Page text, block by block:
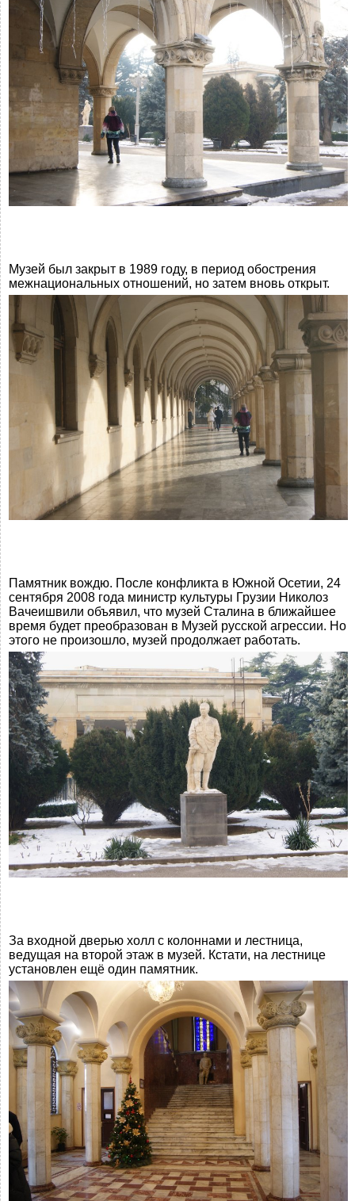
Музей был закрыт в 1989 году, в период обострения
межнациональных отношений, но затем вновь открыт.
Памятник вождю. После конфликта в Южной Осетии, 24
сентября 2008 года министр культуры Грузии Николоз
Вачеишвили объявил, что музей Сталина в ближайшее
время будет преобразован в Музей русской агрессии. Но
этого не произошло, музей продолжает работать.
За входной дверью холл с колоннами и лестница,
ведущая на второй этаж в музей. Кстати, на лестнице
установлен ещё один памятник.